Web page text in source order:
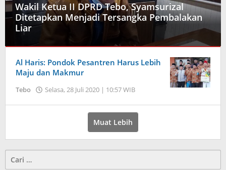
Wakil Ketua II DPRD Tebo, Syamsurizal
Ditetapkan Menjadi Tersangka Pembalakan
Liar
Rabu,
Januari
oleh
Jambi
Pers
Al Haris: Pondok Pesantren Harus Lebih
Maju dan Makmur
Tebo Selasa, 28 Juli 2020 | 10:57 WIB
Muat Lebih
Cari
untuk: